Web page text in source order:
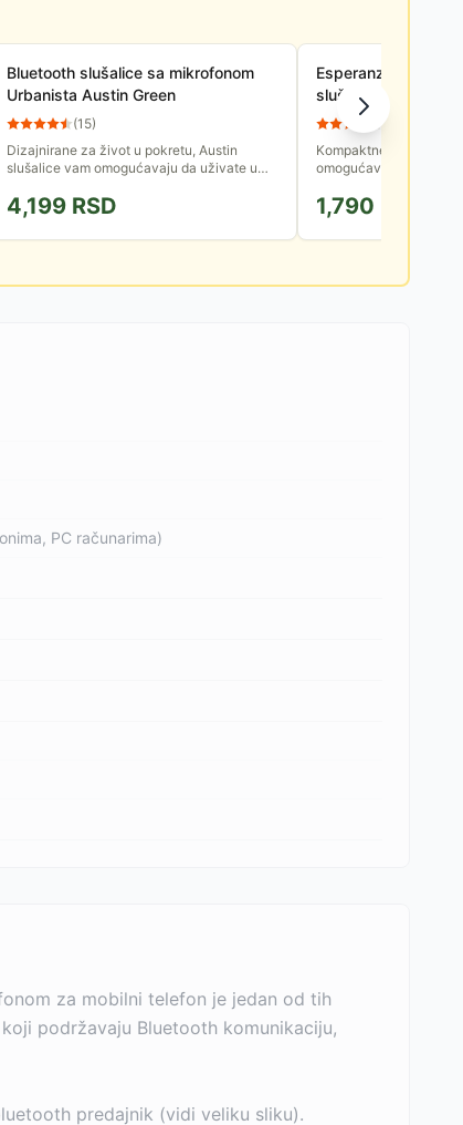
Bluetooth slušalice sa mikrofonom
Urbanista Austin Green
(15)
Dizajnirane za život u pokretu, Austin
slušalice vam omogućavaju da uživate u
Slušalice su zaštićene od prskanja...
4,199 RSD
Esperanza Bežične
slušalice EH232K
(
Kompaktne Bluetooth
omogućavaju slušanje
su male, udobne i
1,790
PC računarima)
za mobilni telefon je jedan od tih
podržavaju Bluetooth komunikaciju,
predajnik (vidi veliku sliku).